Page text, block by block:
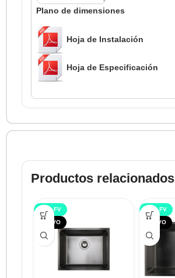
Plano de dimensiones
Hoja de Instalación
Hoja de Especificación
Productos relacionados
TOP FV
NUEVO
TOP FV
NUEVO